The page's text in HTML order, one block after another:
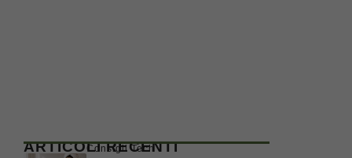
ARTICOLI RECENTI
Consigli Tech